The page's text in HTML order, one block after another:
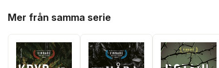
Mer från samma serie